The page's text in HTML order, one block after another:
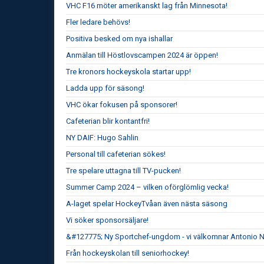
VHC F16 möter amerikanskt lag från Minnesota!
Fler ledare behövs!
Positiva besked om nya ishallar
Anmälan till Höstlovscampen 2024 är öppen!
Tre kronors hockeyskola startar upp!
Ladda upp för säsong!
VHC ökar fokusen på sponsorer!
Cafeterian blir kontantfri!
NY DAIF: Hugo Sahlin
Personal till cafeterian sökes!
Tre spelare uttagna till TV-pucken!
Summer Camp 2024 – vilken oförglömlig vecka!
A-laget spelar HockeyTvåan även nästa säsong
Vi söker sponsorsäljare!
&#127775; Ny Sportchef-ungdom - vi välkomnar Antonio
Från hockeyskolan till seniorhockey!